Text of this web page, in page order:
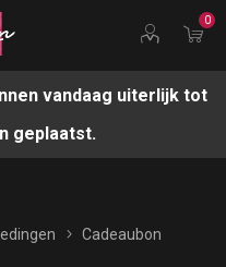
0
vandaag uiterlijk tot
geplaatst.
Cadeaubon